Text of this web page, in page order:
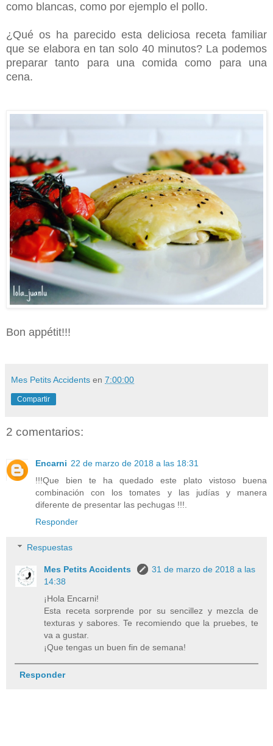
como blancas, como por ejemplo el pollo.
¿Qué os ha parecido esta deliciosa receta familiar
que se elabora en tan solo 40 minutos? La podemos
preparar tanto para una comida como para una
cena.
Bon appétit!!!
Mes Petits Accidents en 7:00:00
Compartir
2 comentarios:
Encarni 22 de marzo de 2018 a las 18:31
!!!Que bien te ha quedado este plato vistoso buena
combinación con los tomates y las judías y manera
diferente de presentar las pechugas !!!.
Responder
Respuestas
Mes Petits Accidents
31 de marzo de 2018 a las
14:38
¡Hola Encarni!
Esta receta sorprende por su sencillez y mezcla de
texturas y sabores. Te recomiendo que la pruebes, te
va a gustar.
¡Que tengas un buen fin de semana!
Responder